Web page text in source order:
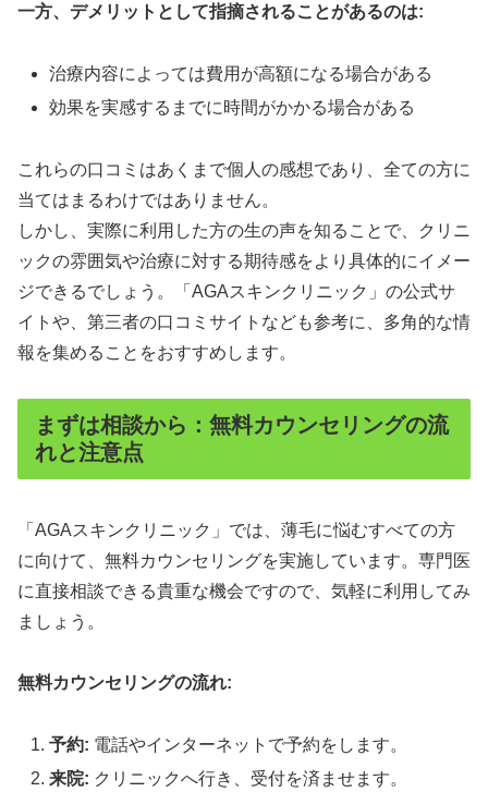
一方、デメリットとして指摘されることがあるのは:
治療内容によっては費用が高額になる場合がある
効果を実感するまでに時間がかかる場合がある
これらの口コミはあくまで個人の感想であり、全ての方に
当てはまるわけではありません。
しかし、実際に利用した方の生の声を知ることで、クリニ
ックの雰囲気や治療に対する期待感をより具体的にイメー
ジできるでしょう。「AGAスキンクリニック」の公式サ
イトや、第三者の口コミサイトなども参考に、多角的な情
報を集めることをおすすめします。
まずは相談から：無料カウンセリングの流
れと注意点
「AGAスキンクリニック」では、薄毛に悩むすべての方
に向けて、無料カウンセリングを実施しています。専門医
に直接相談できる貴重な機会ですので、気軽に利用してみ
ましょう。
無料カウンセリングの流れ:
予約: 電話やインターネットで予約をします。
来院: クリニックへ行き、受付を済ませます。